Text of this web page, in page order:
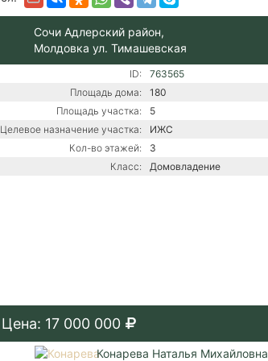
Сочи Адлерский район,
Молдовка ул. Тимашевская
ID:
763565
Площадь дома:
180
Площадь участка:
5
Целевое назначение участка:
ИЖС
Кол-во этажей:
3
Класс:
Домовладение
Цена: 17 000 000
Конарева Наталья Михайловна